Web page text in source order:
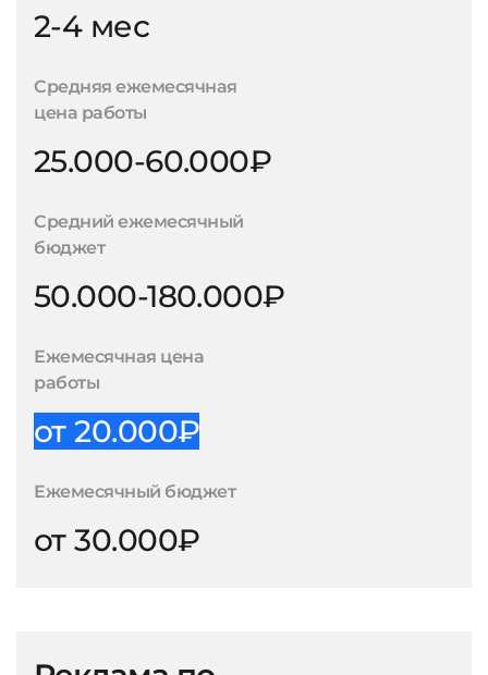
2-4 мес
Средняя ежемесячная
цена работы
25.000-60.000₽
Средний ежемесячный
бюджет
50.000-180.000₽
Ежемесячная цена
работы
от 20.000₽
Ежемесячный бюджет
от 30.000₽